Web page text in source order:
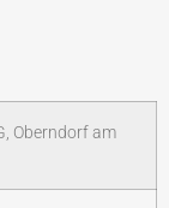
Oberndorf am